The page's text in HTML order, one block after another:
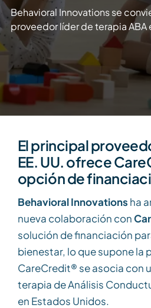
Behavioral Innovations se
proveedor líder de terapia ABA
El principal
EE. UU. ofrece
opción de
Behavioral Innovations ha
nueva colaboración con
solución de financiación
bienestar, lo que supone la
CareCredit® se asocia con
terapia de Análisis
en Estados Unidos.